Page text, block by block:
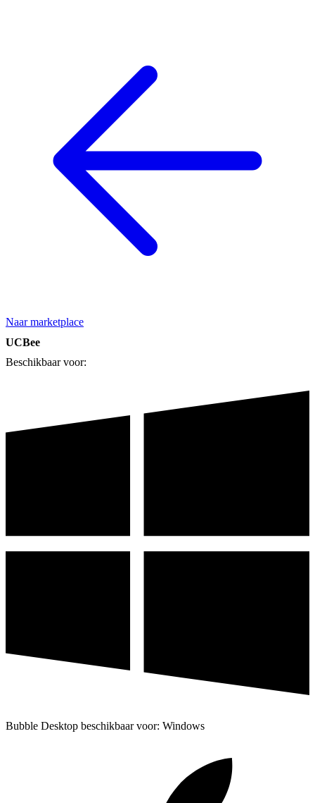
Naar marketplace
UCBee
Beschikbaar voor:
Bubble Desktop beschikbaar voor: Windows